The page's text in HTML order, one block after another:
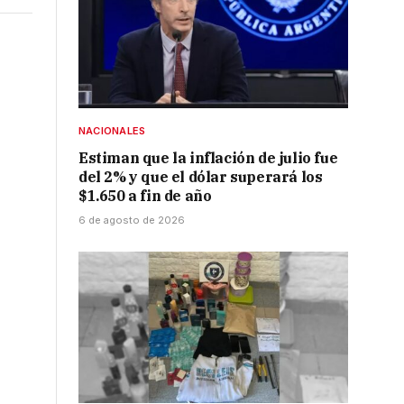
NACIONALES
Estiman que la inflación de julio fue
del 2% y que el dólar superará los
$1.650 a fin de año
6 de agosto de 2026